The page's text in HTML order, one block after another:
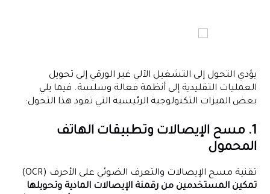
يؤدي التحول إلى التشغيل الآلي غير الورقي إلى تحويل
العمليات التقليدية إلى أنظمة فعالة وسلسة. فيما يلي
بعض الميزات التكنولوجية الرئيسية التي تقود هذا التحول:
1. مسح الإيصالات وتطبيقات الهاتف
المحمول
تقنية مسح الإيصالات والتعرف الضوئي على الأحرف (OCR)
تمكين المستخدمين من رقمنة الإيصالات المادية وتحويلها